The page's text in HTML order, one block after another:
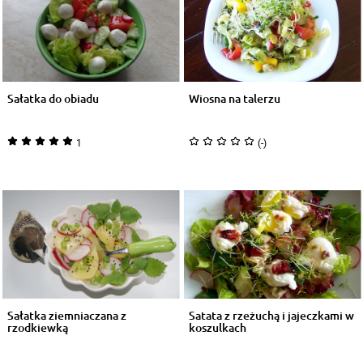
Sałatka do obiadu
1
Wiosna na talerzu
(-)
Sałatka ziemniaczana z
rzodkiewką
Satata z rzeżuchą i jajeczkami w
koszulkach